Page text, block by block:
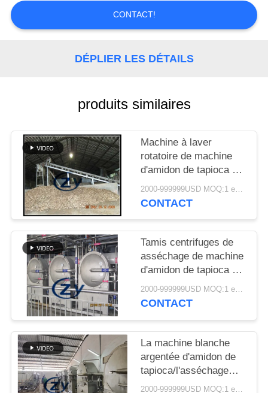
NOUVELLES
DEMANDEZ
PLAN
DU
SITE
PRIVACY
POLICY
CONTACT!
DÉPLIER LES DÉTAILS
produits similaires
Machine à laver
rotatoire de machine
d'amidon de tapioca de
grande
capacité/tambour
2000-999999USD MOQ:1 ensemble
CONTACT
Tamis centrifuges de
asséchage de machine
d'amidon de tapioca de
fibre multifonctionnels 2000-999999USD MOQ:1 ensemble
CONTACT
La machine blanche
argentée d'amidon de
tapioca/l'asséchage
tamise fonctionnel
2000-999999USD MOQ:1 ensemble